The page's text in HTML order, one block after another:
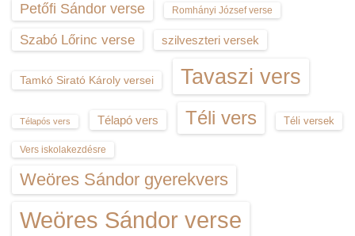
Petőfi Sándor verse Romhányi József verse
Szabó Lőrinc verse szilveszteri versek
Tamkó Sirató Károly versei Tavaszi vers
Télapós vers Télapó vers Téli vers Téli versek
Vers iskolakezdésre
Weöres Sándor gyerekvers
Weöres Sándor verse